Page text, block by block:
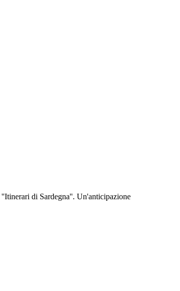
di Sardegna''. Un'anticipazione